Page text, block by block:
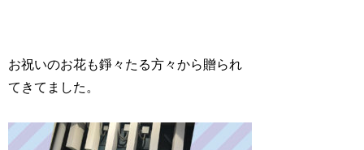
お祝いのお花も錚々たる方々から贈られ
てきてました。